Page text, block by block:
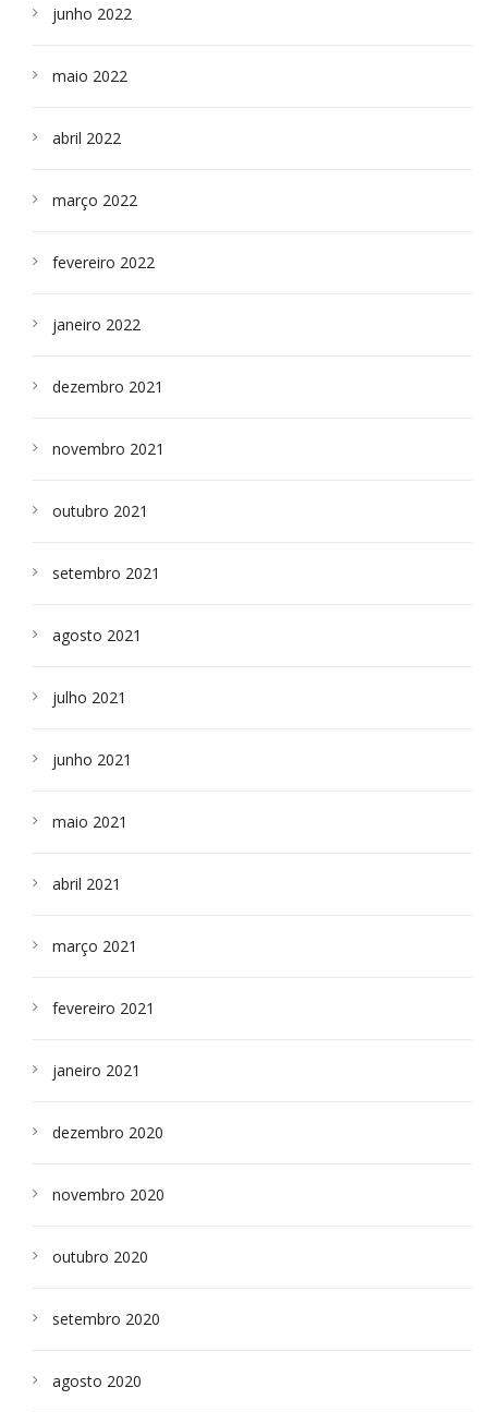
junho 2022
maio 2022
abril 2022
março 2022
fevereiro 2022
janeiro 2022
dezembro 2021
novembro 2021
outubro 2021
setembro 2021
agosto 2021
julho 2021
junho 2021
maio 2021
abril 2021
março 2021
fevereiro 2021
janeiro 2021
dezembro 2020
novembro 2020
outubro 2020
setembro 2020
agosto 2020